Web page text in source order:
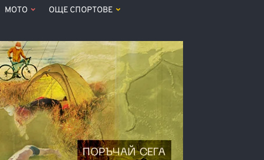
МОТО ОЩЕ СПОРТОВЕ